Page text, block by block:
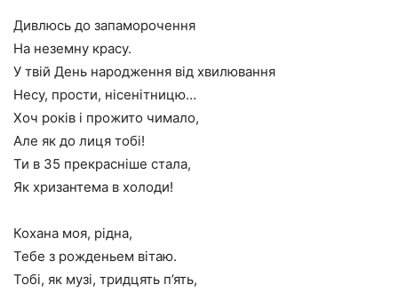
Дивлюсь до запаморочення
На неземну красу.
У твій День народження від хвилювання
Несу, прости, нісенітницю…
Хоч років і прожито чимало,
Але як до лиця тобі!
Ти в 35 прекрасніше стала,
Як хризантема в холоди!
Кохана моя, рідна,
Тебе з рожденьем вітаю.
Тобі, як музі, тридцять п’ять,